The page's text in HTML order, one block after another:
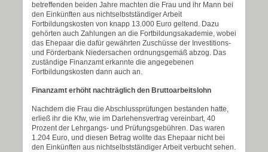
betreffenden beiden Jahre machten die Frau und ihr Mann bei
den Einkünften aus nichtselbstständiger Arbeit
Fortbildungskosten von knapp 13.000 Euro geltend. Dazu
gehörten auch Zahlungen an die Fortbildungsakademie, wobei
das Ehepaar die dafür gewährten Zuschüsse der Investitions-
und Förderbank Niedersachen ordnungsgemäß abzog. Das
zuständige Finanzamt erkannte die angegebenen
Fortbildungskosten dann auch an.
Finanzamt erhöht nachträglich den Bruttoarbeitslohn
Nachdem die Frau die Abschlussprüfungen bestanden hatte,
erließ ihr die Kfw, wie im Darlehensvertrag vereinbart, 40
Prozent der Lehrgangs- und Prüfungsgebühren. Das waren
1.204 Euro, und diesen Betrag wollte das Ehepaar nicht bei
den Einkünften aus nichtselbstständiger Arbeit verbucht sehen.